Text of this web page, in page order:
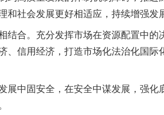
和社会发展更好相适应，持续增强发
。充分发挥市场在资源配置中的
信用经济，打造市场化法治化国际
固安全，在安全中谋发展，强化